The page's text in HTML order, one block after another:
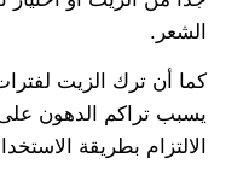
الشعر.
كما أن ترك الزيت
يسبب تراكم الدهون
الالتزام بطريقة